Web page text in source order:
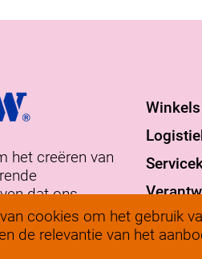
het creëren van
dat ons
en
Winkels
+ 31
cookies om het gebruik
de relevantie van het